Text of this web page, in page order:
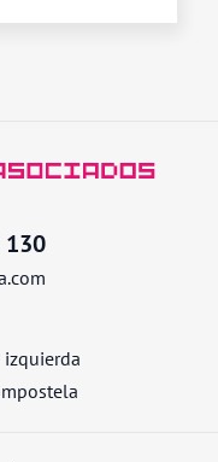
130
izquierda